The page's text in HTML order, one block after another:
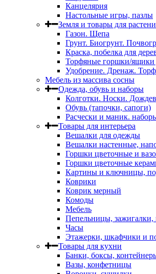
Канцелярия
Настольные игры, пазлы
Земля и товары для
Газон. Щепа
Грунт. Биогрунт.
Краска, побелка для
Торфяные горшки/ящики
Удобрение. Дренаж. Торф
Мебель из массива сосны
Одежда, обувь и наборы
Колготки. Носки.
Обувь (тапочки, сапоги)
Расчески и маник.
Товары для интерьера
Вешалки для одежды
Вешалки настенные,
Горшки цветочные и
Горшки цветочные
Картины и ключницы,
Коврики
Коврик мерный
Комоды
Мебель
Пепельницы, зажигалки,
Часы
Этажерки, шкафчики и
Товары для кухни
Банки, боксы,
Вазы, конфетницы